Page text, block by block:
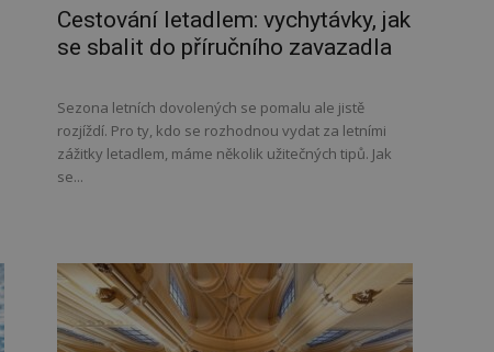
Cestování letadlem: vychytávky, jak
se sbalit do příručního zavazadla
Sezona letních dovolených se pomalu ale jistě
rozjíždí. Pro ty, kdo se rozhodnou vydat za letními
zážitky letadlem, máme několik užitečných tipů. Jak
se...